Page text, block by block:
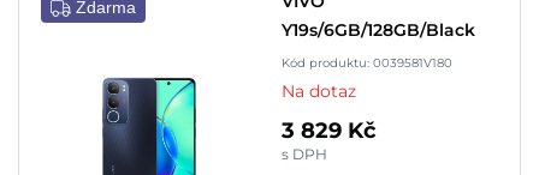
Zdarma
Y19s/6GB/128GB/Black
Kód produktu: 0039581V180
Na dotaz
3 829 Kč
s DPH